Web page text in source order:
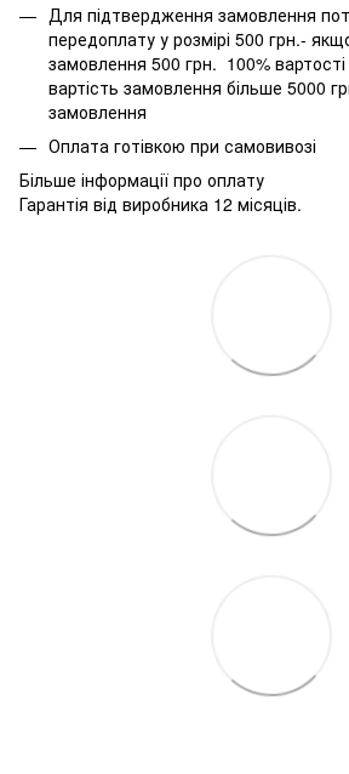
Для підтвердження замовлення
передоплату у розмірі 500 грн.-
замовлення 500 грн. 100%
вартість замовлення більше 5000
замовлення
Оплата готівкою при самовивозі
Більше інформації про оплату
Гарантія від виробника 12 місяців.